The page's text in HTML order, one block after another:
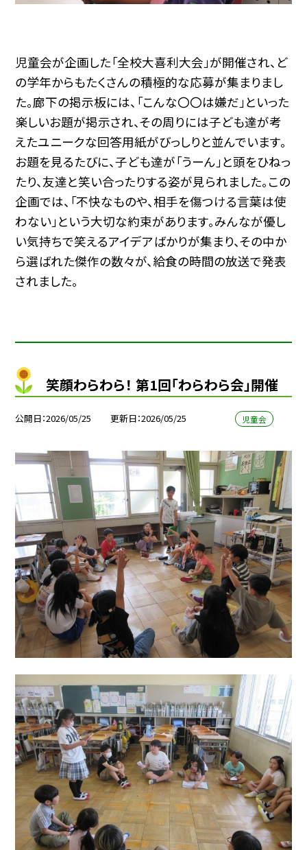
児童会が企画した「全校大喜利大会」が開催され、ど
の学年からもたくさんの積極的な応募が集まりまし
た。廊下の掲示板には、「こんな〇〇は嫌だ」といった
楽しいお題が掲示され、その周りには子ども達が考
えたユニークな回答用紙がびっしりと並んでいます。
お題を見るたびに、子ども達が「うーん」と頭をひねっ
たり、友達と笑い合ったりする姿が見られました。この
企画では、「不快なものや、相手を傷つける言葉は使
わない」という大切な約束があります。みんなが優し
い気持ちで笑えるアイデアばかりが集まり、その中か
ら選ばれた傑作の数々が、給食の時間の放送で発表
されました。
笑顔わらわら！ 第1回「わらわら会」開催
公開日 2026/05/25 更新日 2026/05/25 児童会